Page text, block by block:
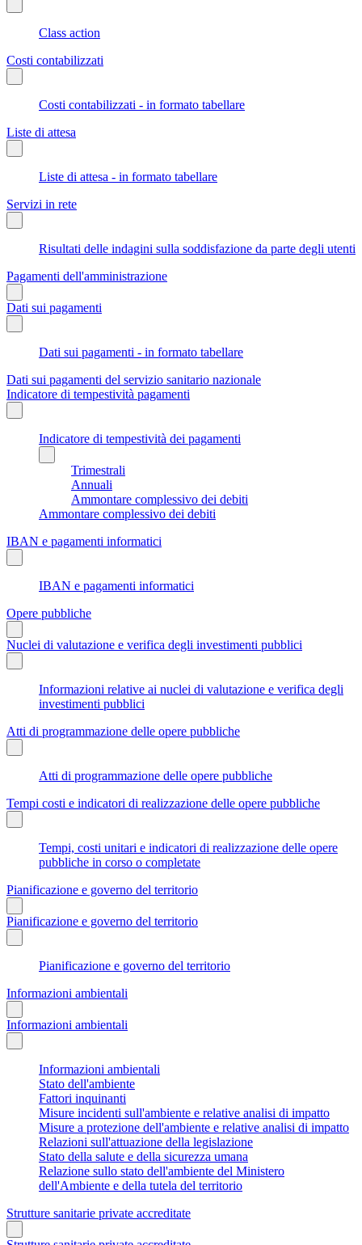
Class action
Costi contabilizzati
Costi contabilizzati - in formato tabellare
Liste di attesa
Liste di attesa - in formato tabellare
Servizi in rete
Risultati delle indagini sulla soddisfazione da parte degli utenti
Pagamenti dell'amministrazione
Dati sui pagamenti
Dati sui pagamenti - in formato tabellare
Dati sui pagamenti del servizio sanitario nazionale
Indicatore di tempestività pagamenti
Indicatore di tempestività dei pagamenti
Trimestrali
Annuali
Ammontare complessivo dei debiti
Ammontare complessivo dei debiti
IBAN e pagamenti informatici
IBAN e pagamenti informatici
Opere pubbliche
Nuclei di valutazione e verifica degli investimenti pubblici
Informazioni relative ai nuclei di valutazione e verifica degli
investimenti pubblici
Atti di programmazione delle opere pubbliche
Atti di programmazione delle opere pubbliche
Tempi costi e indicatori di realizzazione delle opere pubbliche
Tempi, costi unitari e indicatori di realizzazione delle opere
pubbliche in corso o completate
Pianificazione e governo del territorio
Pianificazione e governo del territorio
Pianificazione e governo del territorio
Informazioni ambientali
Informazioni ambientali
Informazioni ambientali
Stato dell'ambiente
Fattori inquinanti
Misure incidenti sull'ambiente e relative analisi di impatto
Misure a protezione dell'ambiente e relative analisi di impatto
Relazioni sull'attuazione della legislazione
Stato della salute e della sicurezza umana
Relazione sullo stato dell'ambiente del Ministero
dell'Ambiente e della tutela del territorio
Strutture sanitarie private accreditate